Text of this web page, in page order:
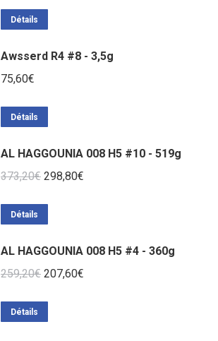
Détails
Awsserd R4 #8 - 3,5g
75,60€
Détails
AL HAGGOUNIA 008 H5 #10 - 519g
373,20€ Le
373,20€.
298,80€
298,80€.
Détails
AL HAGGOUNIA 008 H5 #4 - 360g
259,20€ Le
207,60€
Détails